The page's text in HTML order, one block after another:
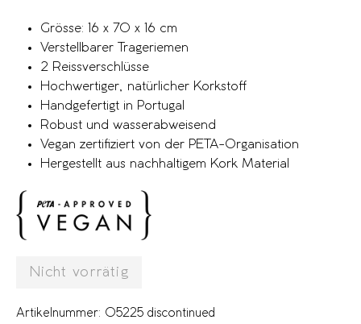
Grösse: 16 x 70 x 16 cm
Verstellbarer Trageriemen
2 Reissverschlüsse
Hochwertiger, natürlicher Korkstoff
Handgefertigt in Portugal
Robust und wasserabweisend
Vegan zertifiziert von der PETA-Organisation
Hergestellt aus nachhaltigem Kork Material
Nicht vorrätig
Artikelnummer: 05225 discontinued